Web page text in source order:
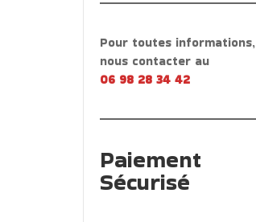
Pour toutes informations,
nous contacter au
06 98 28 34 42
Paiement
Sécurisé